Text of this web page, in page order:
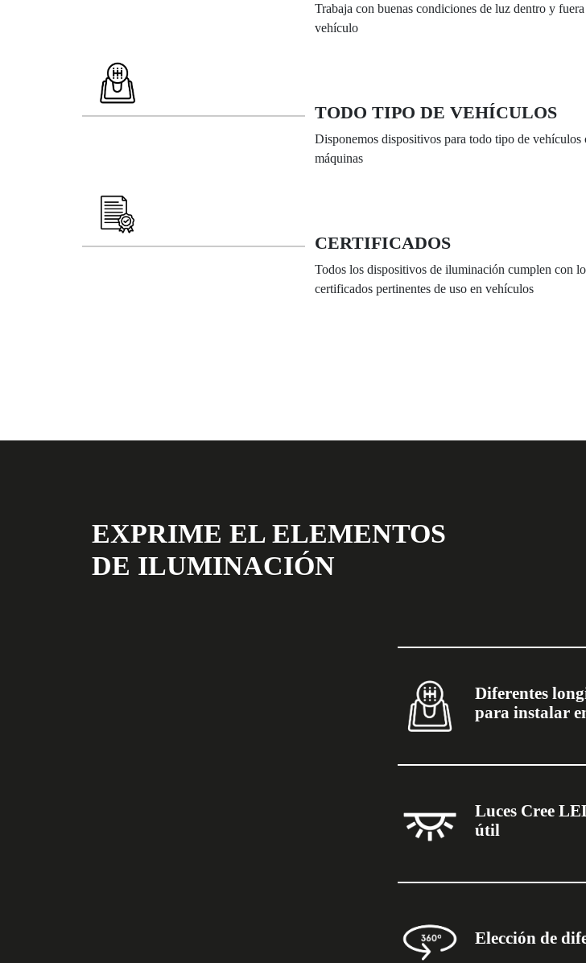
Trabaja con buenas condiciones de luz dentro y
vehículo
TODO TIPO DE VEHÍCULOS
Disponemos dispositivos para todo tipo de vehículos
máquinas
CERTIFICADOS
Todos los dispositivos de iluminación cumplen con
certificados pertinentes de uso en vehículos
EXPRIME EL ELEMENTOS
DE ILUMINACIÓN
Diferentes
para instalar
Luces Cree
útil
Elección de